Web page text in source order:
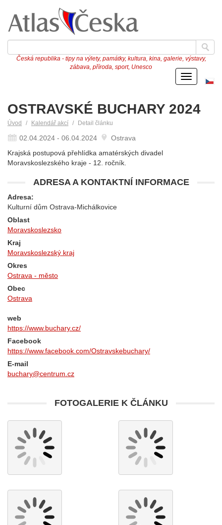
Česká republika - tipy na výlety, památky, kultura, kina, galerie, výstavy,
zábava, příroda, sport, Unesco
Menu
OSTRAVSKÉ BUCHARY 2024
Úvod Kalendář akcí Detail článku
02.04.2024 - 06.04.2024
Ostrava
Krajská postupová přehlídka amatérských divadel
Moravskoslezského kraje - 12. ročník.
ADRESA A KONTAKTNÍ INFORMACE
Adresa:
Kulturní dům Ostrava-Michálkovice
Oblast
Moravskoslezsko
Kraj
Moravskoslezský kraj
Okres
Ostrava - město
Obec
Ostrava
web
https://www.buchary.cz/
Facebook
https://www.facebook.com/Ostravskebuchary/
E-mail
buchary@centrum.cz
FOTOGALERIE K ČLÁNKU